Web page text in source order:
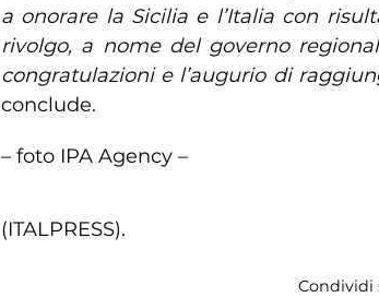
a onorare la Sicilia e l’Italia con
rivolgo, a nome del governo
congratulazioni e l’augurio di
conclude.
– foto IPA Agency –
(ITALPRESS).
Condividi